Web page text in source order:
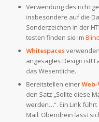
Verwendung des
insbesondere auf die
Sonderzeichen in der
testen finden sie im
Whitespaces
angesagtes Design ist!
das Wesentliche.
Bereitstellen einer
den Satz „Sollte diese
werden…“. Ein Link
Mail. Obendrein lässt